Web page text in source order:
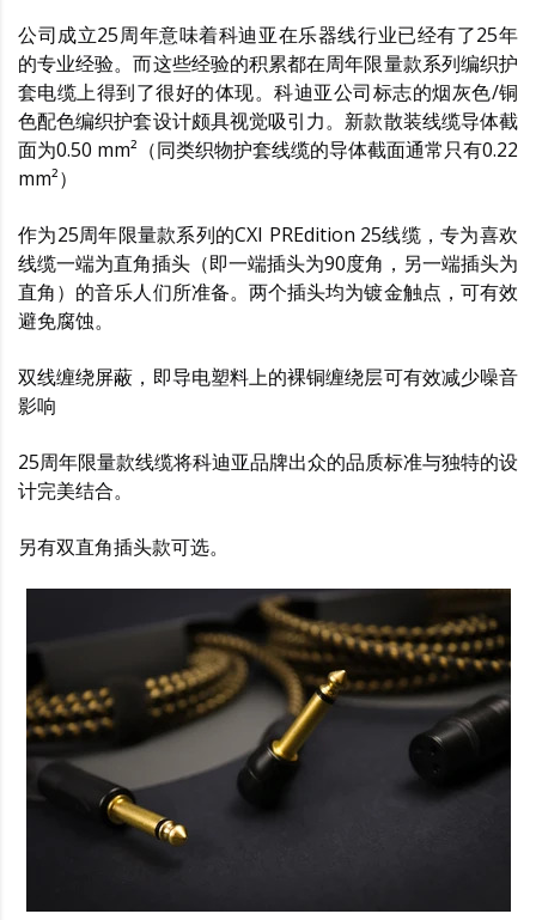
公司成立25周年意味着科迪亚在乐器线行业已经有了25年
的专业经验。而这些经验的积累都在周年限量款系列编织护
套电缆上得到了很好的体现。科迪亚公司标志的烟灰色/铜
色配色编织护套设计颇具视觉吸引力。新款散装线缆导体截
面为0.50 mm²（同类织物护套线缆的导体截面通常只有0.22
mm²）
作为25周年限量款系列的CXI PREdition 25线缆，专为喜欢
线缆一端为直角插头（即一端插头为90度角，另一端插头为
直角）的音乐人们所准备。两个插头均为镀金触点，可有效
避免腐蚀。
双线缠绕屏蔽，即导电塑料上的裸铜缠绕层可有效减少噪音
影响
25周年限量款线缆将科迪亚品牌出众的品质标准与独特的设
计完美结合。
另有双直角插头款可选。